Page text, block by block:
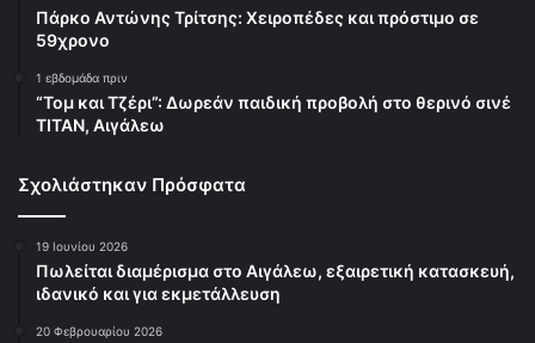
Πάρκο Αντώνης Τρίτσης: Χειροπέδες και πρόστιμο σε
59χρονο
1 εβδομάδα πριν
“Τομ και Τζέρι”: Δωρεάν παιδική προβολή στο θερινό σινέ
ΤΙΤΑΝ, Αιγάλεω
Σχολιάστηκαν Πρόσφατα
19 Ιουνίου 2026
Πωλείται διαμέρισμα στο Αιγάλεω, εξαιρετική κατασκευή,
ιδανικό και για εκμετάλλευση
20 Φεβρουαρίου 2026